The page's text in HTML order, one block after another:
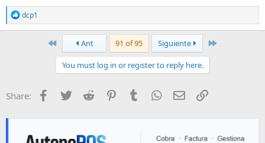
R
e
a
:
dcp1
First Ant 91 of 95 Siguiente Last
You must log in or register to reply here.
Share: Facebook
TwitterReddit PinterestTumblrWhatsApp
E-mailEnlace